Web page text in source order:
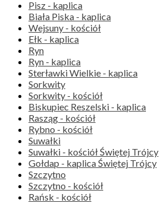
Pisz - kaplica
Biała Piska - kaplica
Wejsuny - kościół
Ełk - kaplica
Ryn
Ryn - kaplica
Sterławki Wielkie - kaplica
Sorkwity
Sorkwity - kościół
Biskupiec Reszelski - kaplica
Rasząg - kościół
Rybno - kościół
Suwałki
Suwałki - kościół Świętej Trójcy
Gołdap - kaplica Świętej Trójcy
Szczytno
Szczytno - kościół
Rańsk - kościół